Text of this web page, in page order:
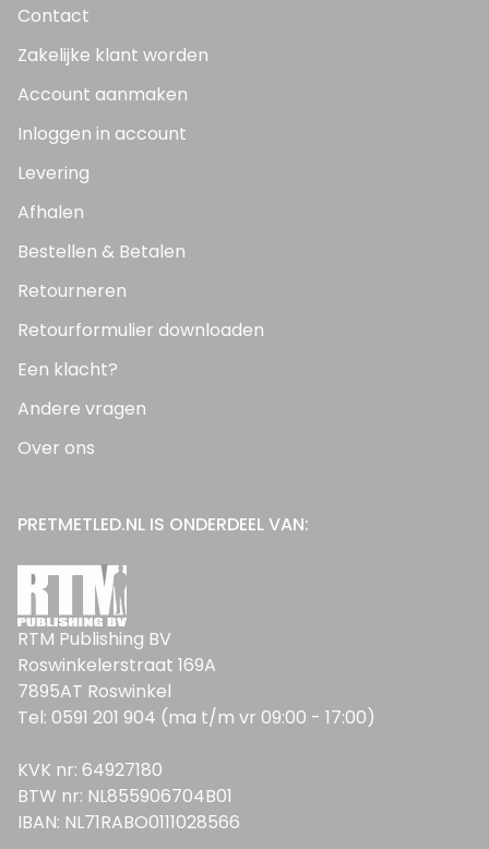
Contact
Zakelijke klant worden
Account aanmaken
Inloggen in account
Levering
Afhalen
Bestellen & Betalen
Retourneren
Retourformulier downloaden
Een klacht?
Andere vragen
Over ons
PRETMETLED.NL IS ONDERDEEL VAN:
RTM Publishing BV
Roswinkelerstraat 169A
7895AT Roswinkel
Tel: 0591 201 904 (ma t/m vr 09:00 - 17:00)
KVK nr: 64927180
BTW nr: NL855906704B01
IBAN: NL71RABO0111028566